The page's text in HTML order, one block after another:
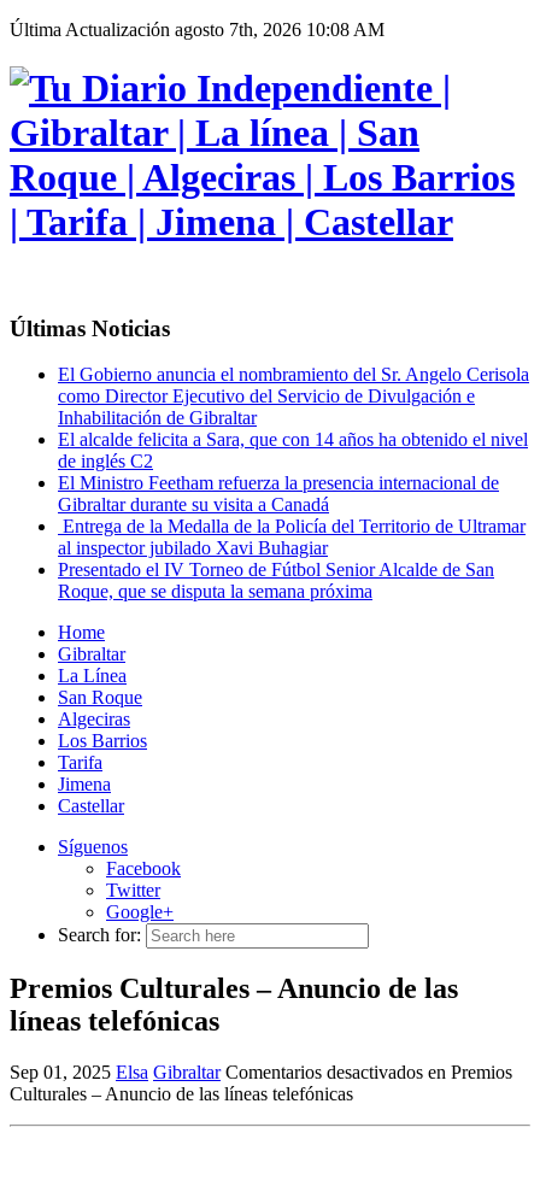
Última Actualización agosto 7th, 2026 10:08 AM
Últimas Noticias
El Gobierno anuncia el nombramiento del Sr. Angelo Cerisola
como Director Ejecutivo del Servicio de Divulgación e
Inhabilitación de Gibraltar
El alcalde felicita a Sara, que con 14 años ha obtenido el nivel
de inglés C2
El Ministro Feetham refuerza la presencia internacional de
Gibraltar durante su visita a Canadá
Entrega de la Medalla de la Policía del Territorio de Ultramar
al inspector jubilado Xavi Buhagiar
Presentado el IV Torneo de Fútbol Senior Alcalde de San
Roque, que se disputa la semana próxima
Home
Gibraltar
La Línea
San Roque
Algeciras
Los Barrios
Tarifa
Jimena
Castellar
Síguenos
Facebook
Twitter
Google+
Search for:
Premios Culturales – Anuncio de las
líneas telefónicas
Sep 01, 2025 Elsa Gibraltar Comentarios desactivados en Premios
Culturales – Anuncio de las líneas telefónicas